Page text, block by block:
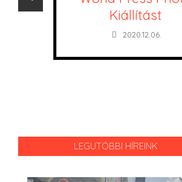
Kiállítást
2020.12.06.
LEGUTÓBBI HÍREINK